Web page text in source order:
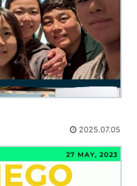
2025.07.05